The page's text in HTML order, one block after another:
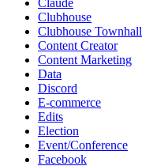
Claude
Clubhouse
Clubhouse Townhall
Content Creator
Content Marketing
Data
Discord
E-commerce
Edits
Election
Event/Conference
Facebook